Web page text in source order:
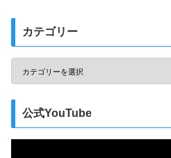
カテゴリー
公式YouTube